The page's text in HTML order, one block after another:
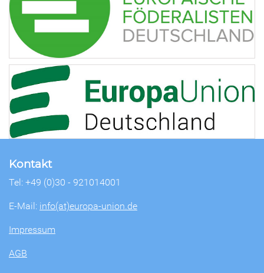
Kontakt
Tel: +49 (0)30 - 921014001
E-Mail: info(at)europa-union.de
Impressum
AGB